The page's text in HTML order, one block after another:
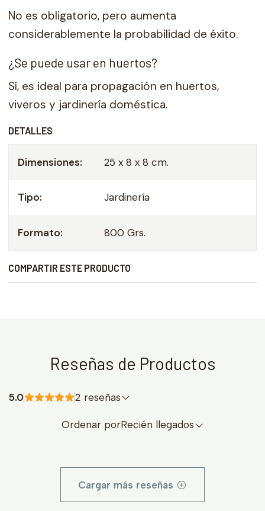
No es obligatorio, pero aumenta
considerablemente la probabilidad de éxito.
¿Se puede usar en huertos?
Sí, es ideal para propagación en huertos,
viveros y jardinería doméstica.
DETALLES
Dimensiones: 25 x 8 x 8 cm.
Tipo: Jardinería
Formato: 800 Grs.
COMPARTIR ESTE PRODUCTO
Reseñas de Productos
5.0 2 reseñas
Ordenar porRecién llegados
Cargar más reseñas